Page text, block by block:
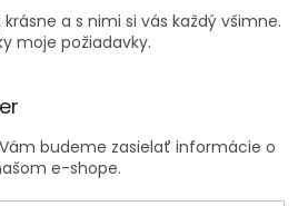
a s nimi si vás každý všimne.
moje požiadavky.
budeme zasielať informácie o
e-shope.